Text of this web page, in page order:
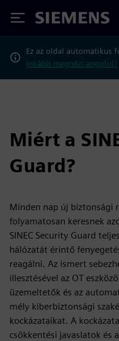
Siemens
Ez az oldal automatikus
Inkább megnézi angolul?
Miért a
Guard?
Minden nap új biztonsági
folyamatosan keresnek
SINEC Security Guard
hálózatát érintő
reagálni. Az ismert
illesztésével az OT
üzemeltetők és az
mély kiberbiztonsági
kockázataikat. A
csökkentési javaslatok és